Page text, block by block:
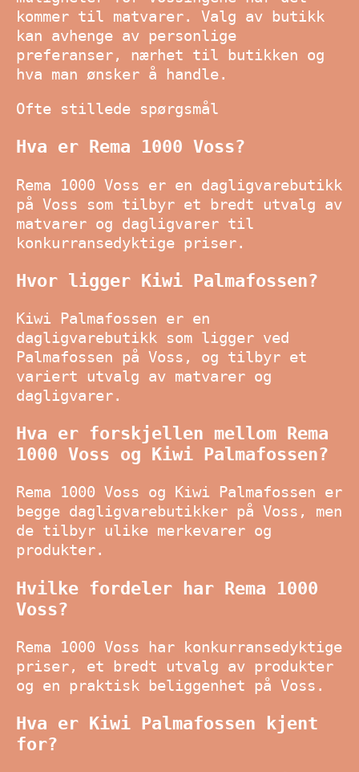
kommer til matvarer. Valg av butikk
kan avhenge av personlige
preferanser, nærhet til butikken og
hva man ønsker å handle.
Ofte stillede spørgsmål
Hva er Rema 1000 Voss?
Rema 1000 Voss er en dagligvarebutikk
på Voss som tilbyr et bredt utvalg av
matvarer og dagligvarer til
konkurransedyktige priser.
Hvor ligger Kiwi Palmafossen?
Kiwi Palmafossen er en
dagligvarebutikk som ligger ved
Palmafossen på Voss, og tilbyr et
variert utvalg av matvarer og
dagligvarer.
Hva er forskjellen mellom Rema
1000 Voss og Kiwi Palmafossen?
Rema 1000 Voss og Kiwi Palmafossen er
begge dagligvarebutikker på Voss, men
de tilbyr ulike merkevarer og
produkter.
Hvilke fordeler har Rema 1000
Voss?
Rema 1000 Voss har konkurransedyktige
priser, et bredt utvalg av produkter
og en praktisk beliggenhet på Voss.
Hva er Kiwi Palmafossen kjent
for?